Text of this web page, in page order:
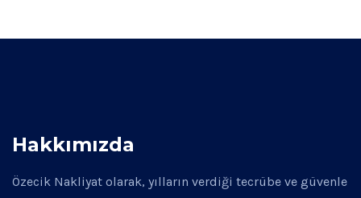
Hakkımızda
Özecik Nakliyat olarak, yılların verdiği tecrübe ve güvenle